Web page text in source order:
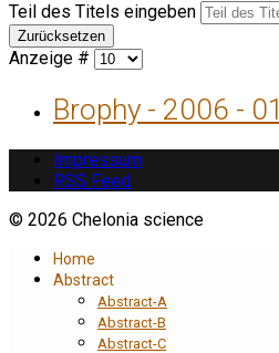
Teil des Titels eingeben
Zurücksetzen
Anzeige #
Brophy - 2006 - 01
Impressum
RSS Feed
© 2026 Chelonia science
Home
Abstract
Abstract-A
Abstract-B
Abstract-C